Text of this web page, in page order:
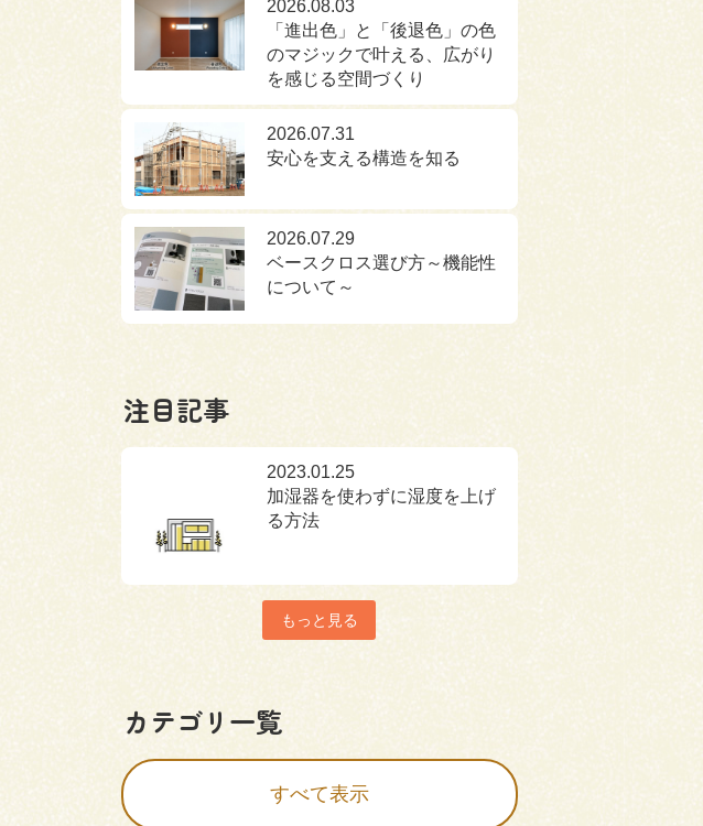
2026.08.03
「進出色」と「後退色」の色
のマジックで叶える、広がり
を感じる空間づくり
2026.07.31
安心を支える構造を知る
2026.07.29
ベースクロス選び方～機能性
について～
注目記事
2023.01.25
加湿器を使わずに湿度を上げ
る方法
もっと見る
カテゴリ一覧
すべて表示